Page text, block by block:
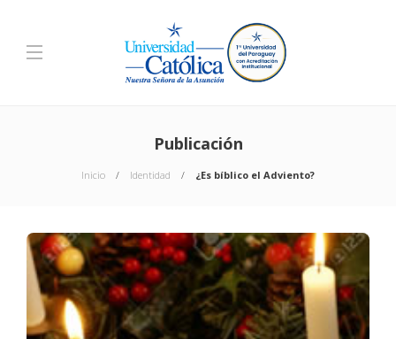
Publicación
Inicio Identidad ¿Es bíblico el Adviento?